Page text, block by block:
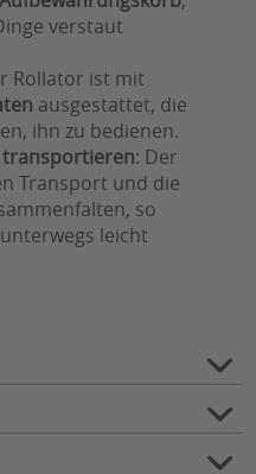
verstaut
Rollator ist mit
ausgestattet, die
ihn zu bedienen.
transportieren: Der
Transport und die
so
leicht